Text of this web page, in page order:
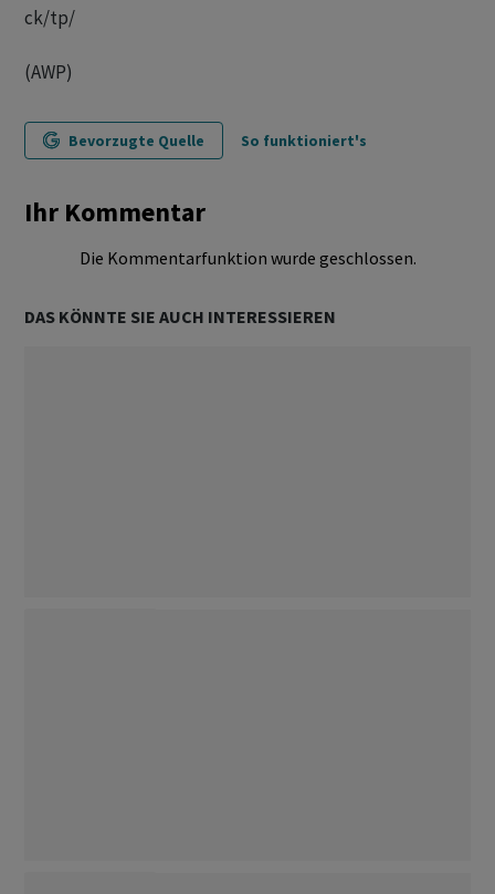
ck/tp/
(AWP)
Bevorzugte Quelle So funktioniert's
Ihr Kommentar
Die Kommentarfunktion wurde geschlossen.
DAS KÖNNTE SIE AUCH INTERESSIEREN